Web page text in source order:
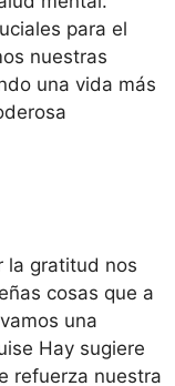
para el
nuestras
una vida más
la gratitud nos
cosas que a
una
Hay sugiere
refuerza nuestra